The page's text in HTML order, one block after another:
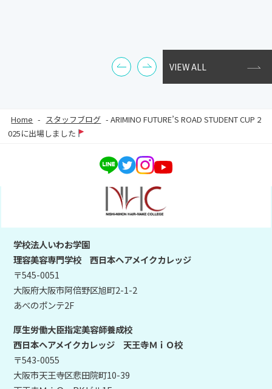
VIEW ALL
Home - スタッフブログ -ARIMINO FUTURE’S ROAD STUDENT CUP 2
025に出場しました
学校法人いわお学園
理容美容専門学校 西日本ヘアメイクカレッジ
〒545-0051
大阪府大阪市阿倍野区旭町2-1-2
あべのポンテ2F
厚生労働大臣指定美容師養成校
西日本ヘアメイクカレッジ 天王寺ＭｉＯ校
〒543-0055
大阪市天王寺区悲田院町10-39